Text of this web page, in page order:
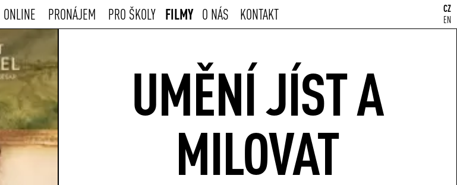
ONLINE PRONÁJEM PRO ŠKOLY FILMY O NÁS KONTAKT
CZ
EN
UMĚNÍ JÍST A
MILOVAT